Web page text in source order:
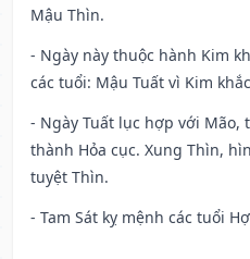
Mậu Thìn.
- Ngày này thuộc hành Kim
các tuổi: Mậu Tuất vì Kim
- Ngày Tuất lục hợp với Mão,
thành Hỏa cục. Xung Thìn,
tuyệt Thìn.
- Tam Sát kỵ mệnh các tuổi